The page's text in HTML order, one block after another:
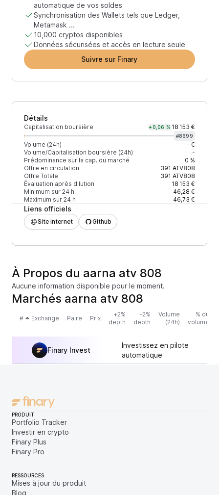
automatique de vos soldes
Synchronisation des Wallets tels que Ledger,
Metamask ...
10,000 cryptos disponibles
Données sécurisées et accès en lecture seule
Suivre sur Finary
Détails
Capitalisation boursière +0,06 % 18 153 €
#8699
Volume (24h)
- €
Volume/Capitalisation boursière (24h)
-
Prédominance sur la cap. du marché
0 %
Offre en circulation
391 ATV808
Offre Totale
391 ATV808
Évaluation après dilution
18 153 €
Minimum sur 24 h
46,28 €
Maximum sur 24 h
46,73 €
Liens officiels
Site internet Github
À Propos du aarna atv 808
Aucune information disponible pour le moment.
Marchés aarna atv 808
# Exchange Paire Prix
+2%
depth
-2%
depth
Volume
(24h)
% du
volume
Finary Invest
Investissez en pilote
automatique
PRODUIT
Portfolio Tracker
Investir en crypto
Finary Plus
Finary Pro
RESSOURCES
Mises à jour du produit
Blog